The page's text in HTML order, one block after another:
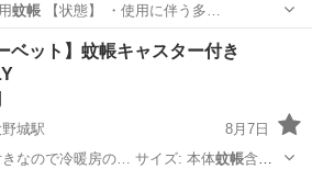
蚊帳 【状態】 ・使用に伴う多…
品 リユース
ベット】蚊帳キャスター付き
城駅
8月7日
付きなので冷暖房の… サイズ: 本体蚊帳含む